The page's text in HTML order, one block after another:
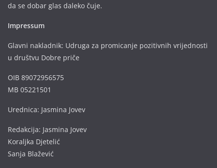
da se dobar glas daleko čuje.
Impressum
Glavni nakladnik: Udruga za promicanje pozitivnih vrijednosti
u društvu Dobre priče
OIB 89072956575
MB 05221501
Urednica: Jasmina Jovev
Redakcija: Jasmina Jovev
Koraljka Djetelić
Sanja Blažević